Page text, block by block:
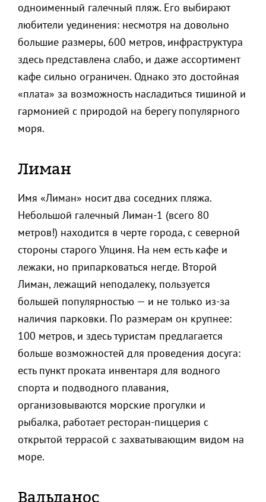
одноименный галечный пляж. Его выбирают
любители уединения: несмотря на довольно
большие размеры, 600 метров, инфраструктура
здесь представлена слабо, и даже ассортимент
кафе сильно ограничен. Однако это достойная
«плата» за возможность насладиться тишиной и
гармонией с природой на берегу популярного
моря.
Лиман
Имя «Лиман» носит два соседних пляжа.
Небольшой галечный Лиман-1 (всего 80
метров!) находится в черте города, с северной
стороны старого Улциня. На нем есть кафе и
лежаки, но припарковаться негде. Второй
Лиман, лежащий неподалеку, пользуется
большей популярностью — и не только из-за
наличия парковки. По размерам он крупнее:
100 метров, и здесь туристам предлагается
больше возможностей для проведения досуга:
есть пункт проката инвентаря для водного
спорта и подводного плавания,
организовываются морские прогулки и
рыбалка, работает ресторан-пиццерия с
открытой террасой с захватывающим видом на
море.
Вальданос